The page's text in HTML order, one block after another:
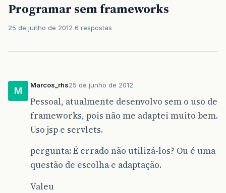
Programar sem frameworks
25 de junho de 2012 6 respostas
M
Marcos_rhs25 de junho de 2012
Pessoal, atualmente desenvolvo sem o uso de
frameworks, pois não me adaptei muito bem.
Uso jsp e servlets.
pergunta: É errado não utilizá-los? Ou é uma
questão de escolha e adaptação.
Valeu